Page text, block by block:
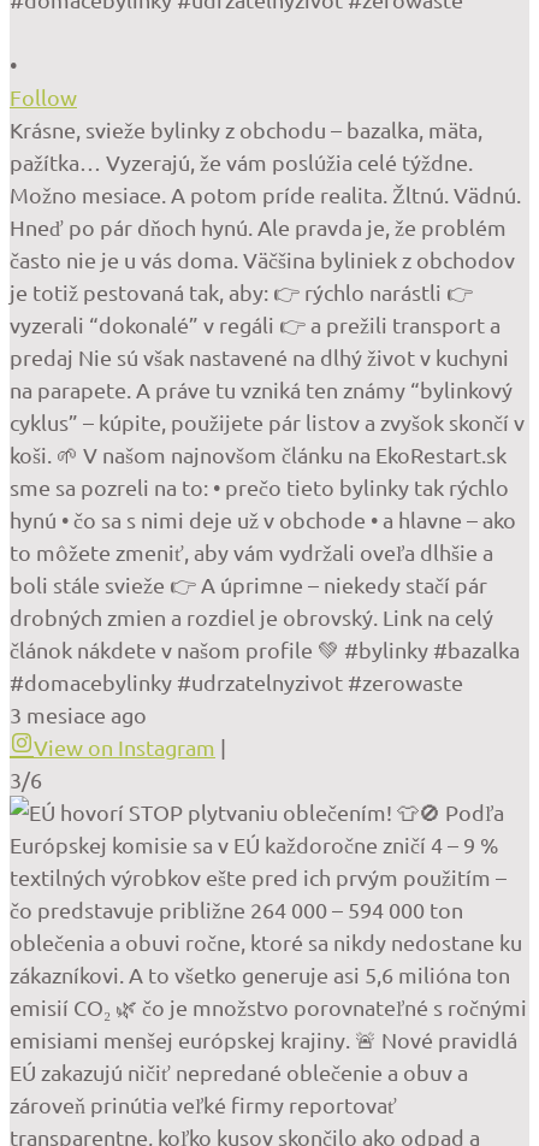
•
Follow
Krásne, svieže bylinky z obchodu – bazalka, mäta,
pažítka… Vyzerajú, že vám poslúžia celé týždne.
Možno mesiace. A potom príde realita. Žltnú. Vädnú.
Hneď po pár dňoch hynú. Ale pravda je, že problém
často nie je u vás doma. Väčšina byliniek z obchodov
je totiž pestovaná tak, aby: 👉 rýchlo narástli 👉
vyzerali “dokonalé” v regáli 👉 a prežili transport a
predaj Nie sú však nastavené na dlhý život v kuchyni
na parapete. A práve tu vzniká ten známy “bylinkový
cyklus” – kúpite, použijete pár listov a zvyšok skončí v
koši. 🌱 V našom najnovšom článku na EkoRestart.sk
sme sa pozreli na to: • prečo tieto bylinky tak rýchlo
hynú • čo sa s nimi deje už v obchode • a hlavne – ako
to môžete zmeniť, aby vám vydržali oveľa dlhšie a
boli stále svieže 👉 A úprimne – niekedy stačí pár
drobných zmien a rozdiel je obrovský. Link na celý
článok nákdete v našom profile 💚 #bylinky #bazalka
#domacebylinky #udrzatelnyzivot #zerowaste
3 mesiace ago
View on Instagram |
3/6